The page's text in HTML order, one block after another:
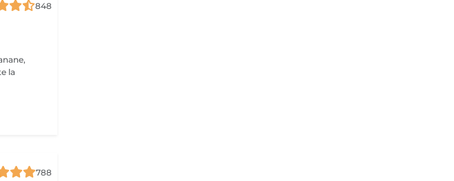
848
la
788